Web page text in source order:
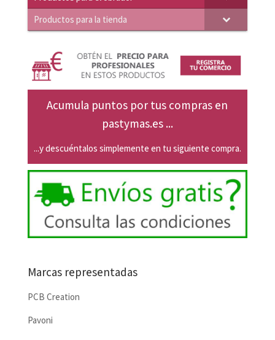
Productos para la tienda
Acumula puntos por tus compras en
pastymas.es ...
...y descuéntalos simplemente en tu siguiente compra.
Marcas representadas
PCB Creation
Pavoni